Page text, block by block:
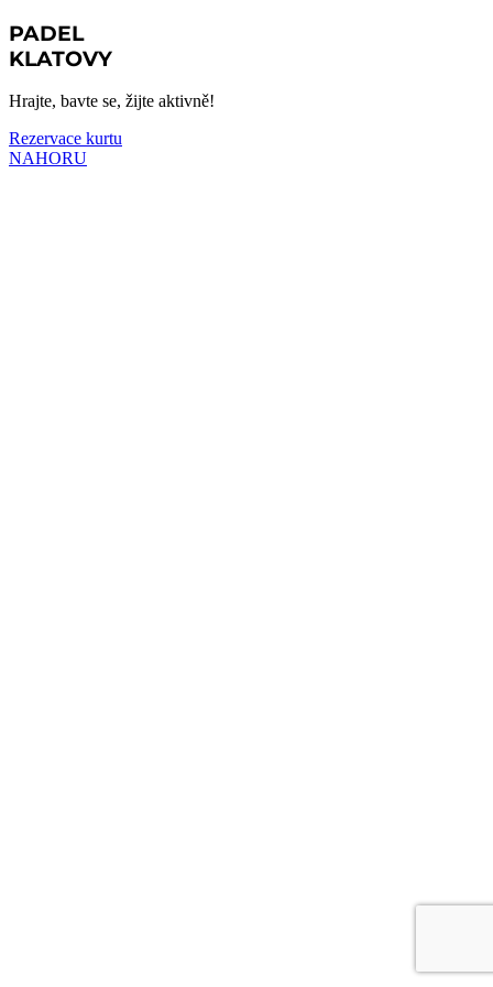
PADEL
KLATOVY
Hrajte, bavte se, žijte aktivně!
Rezervace kurtu
NAHORU